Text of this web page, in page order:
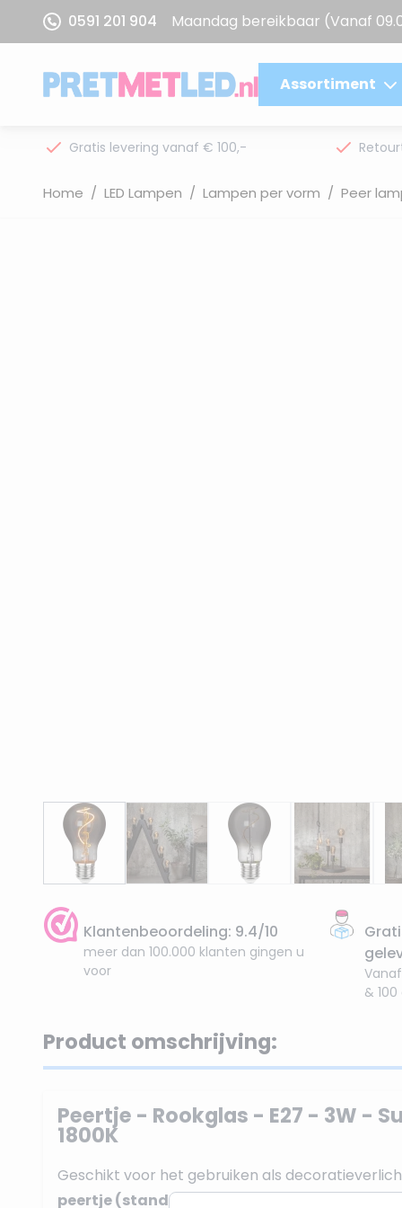
Ga naar de inhoud
0591 201 904 Maandag bereikbaar (Vanaf
Assortiment
Gratis levering vanaf € 100,-
Home / LED Lampen / Lampen per vorm / Peer
Klantenbeoordeling: 9.4/10
meer dan 100.000 klanten gingen u
voor
Vanaf
&
Product omschrijving:
Peertje - Rookglas - E27 - 3W -
1800K
Geschikt voor het gebruiken als
peertje (standaard A60)